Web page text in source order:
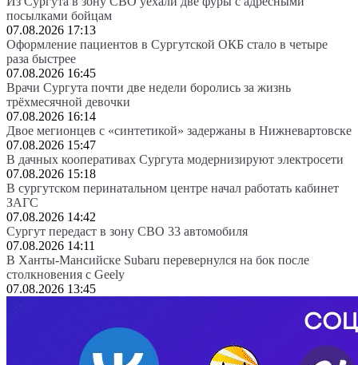
посылками бойцам
07.08.2026 17:13
Оформление пациентов в Сургутской ОКБ стало в четыре
раза быстрее
07.08.2026 16:45
Врачи Сургута почти две недели боролись за жизнь
трёхмесячной девочки
07.08.2026 16:14
Двое мегионцев с «синтетикой» задержаны в Нижневартовске
07.08.2026 15:47
В дачных кооперативах Сургута модернизируют электросети
07.08.2026 15:18
В сургутском перинатальном центре начал работать кабинет
ЗАГС
07.08.2026 14:42
Сургут передаст в зону СВО 33 автомобиля
07.08.2026 14:11
В Ханты-Мансийске Subaru перевернулся на бок после
столкновения с Geely
07.08.2026 13:45